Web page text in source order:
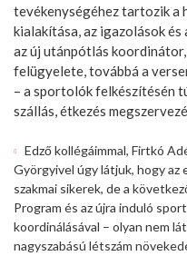
tevékenységéhez tartozik a
kialakítása, az igazolások
az új utánpótlás
felügyelete, továbbá a
– a sportolók felkészítésén
szállás, étkezés
Edző kollégáimmal, Firtkó
Györgyivel úgy látjuk, hogy az
szakmai sikerek, de a
Program és az újra induló
koordinálásával – olyan nem
nagyszabású létszám